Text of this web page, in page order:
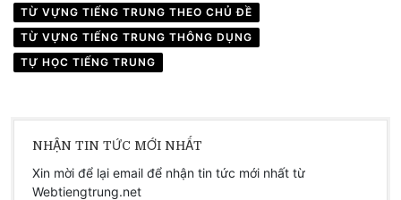
TỪ VỰNG TIẾNG TRUNG THEO CHỦ ĐỀ
TỪ VỰNG TIẾNG TRUNG THÔNG DỤNG
TỰ HỌC TIẾNG TRUNG
NHẬN TIN TỨC MỚI NHẤT
Xin mời để lại email để nhận tin tức mới nhất từ
Webtiengtrung.net